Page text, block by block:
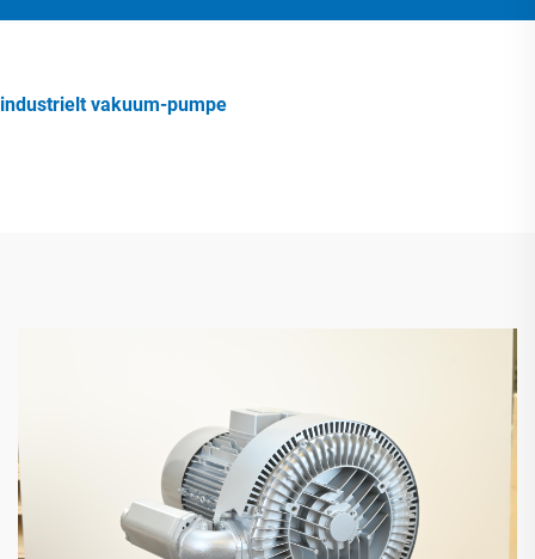
industrielt vakuum-pumpe